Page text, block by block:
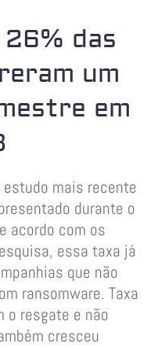
das
um
em
mais recente
durante o
acordo com os
essa taxa já
que não
ransomware. Taxa
o resgate e não
cresceu